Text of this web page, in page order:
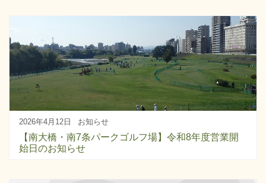
2026年4月12日 お知らせ
【南大橋・南7条パークゴルフ場】令和8年度営業開
始日のお知らせ